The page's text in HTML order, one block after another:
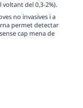
del 0,3-2%).
no invasives i a
permet detectar
cap mena de